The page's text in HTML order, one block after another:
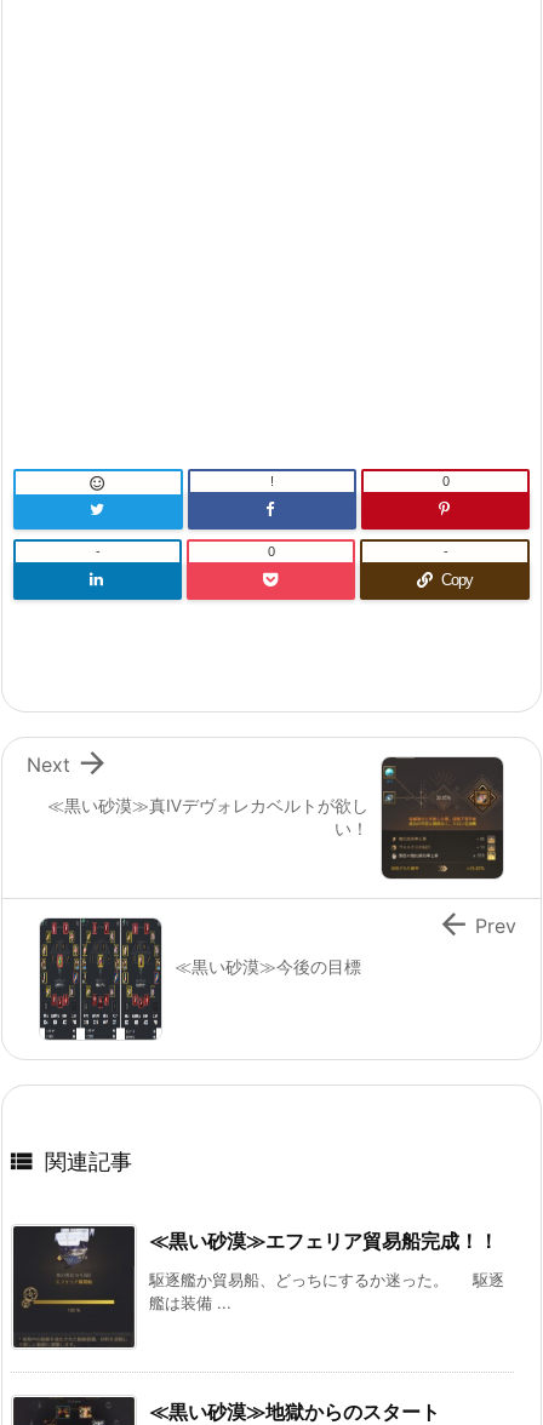
 ! 0
- 0
Copy
-
≪黒い砂漠≫真Ⅳデヴォレカベルトが欲し
い！

Next
≪黒い砂漠≫今後の目標
 Prev
 関連記事
≪黒い砂漠≫エフェリア貿易船完成！！
駆逐艦か貿易船、どっちにするか迷った。 駆逐
艦は装備 ...
≪黒い砂漠≫地獄からのスタート